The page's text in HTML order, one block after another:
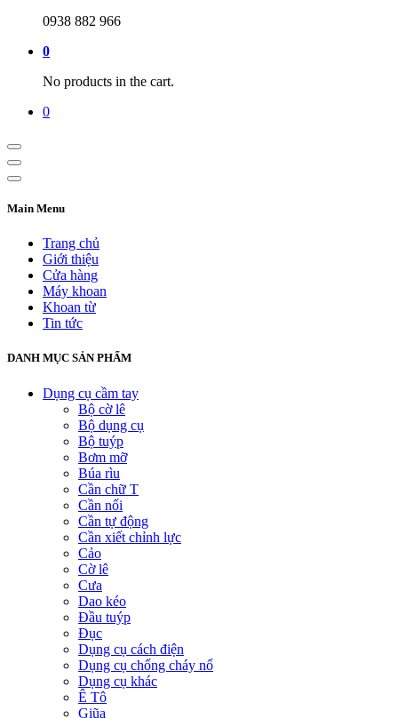
0938 882 966
0
No products in the cart.
0
Main Menu
Trang chủ
Giới thiệu
Cửa hàng
Máy khoan
Khoan từ
Tin tức
DANH MỤC SẢN PHẨM
Dụng cụ cầm tay
Bộ cờ lê
Bộ dụng cụ
Bộ tuýp
Bơm mỡ
Búa rìu
Cần chữ T
Cần nối
Cần tự động
Cần xiết chỉnh lực
Cảo
Cờ lê
Cưa
Dao kéo
Đầu tuýp
Đục
Dụng cụ cách điện
Dụng cụ chống cháy nổ
Dụng cụ khác
Ê Tô
Giũa